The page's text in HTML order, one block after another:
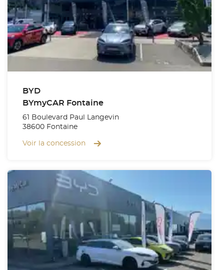
BYD
BYmyCAR Fontaine
61 Boulevard Paul Langevin
38600 Fontaine
Voir la concession